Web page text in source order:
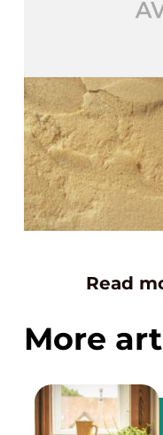
Read
More